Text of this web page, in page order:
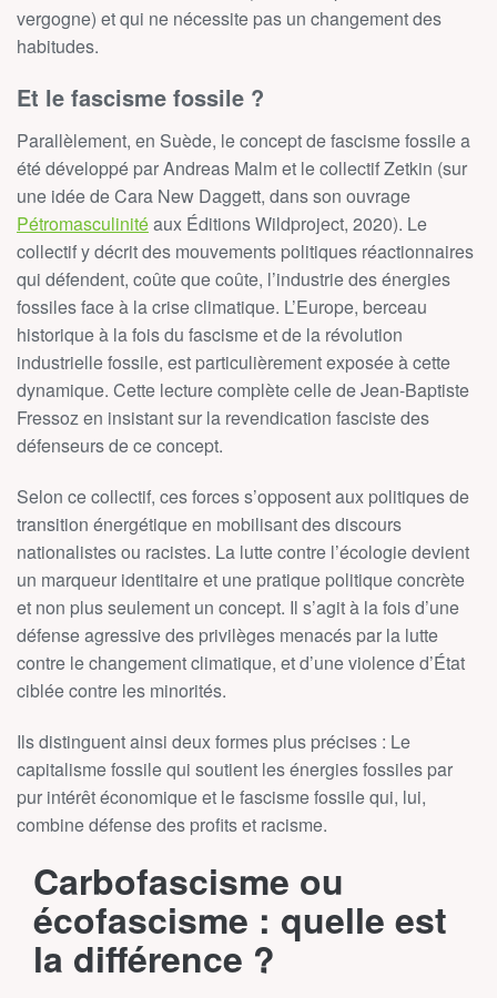
vergogne) et qui ne nécessite pas un changement des
habitudes.
Et le fascisme fossile ?
Parallèlement, en Suède, le concept de fascisme fossile a
été développé par Andreas Malm et le collectif Zetkin (sur
une idée de Cara New Daggett, dans son ouvrage
Pétromasculinitéaux Éditions Wildproject, 2020). Le
collectif y décrit des mouvements politiques réactionnaires
qui défendent, coûte que coûte, l’industrie des énergies
fossiles face à la crise climatique. L’Europe, berceau
historique à la fois du fascisme et de la révolution
industrielle fossile, est particulièrement exposée à cette
dynamique. Cette lecture complète celle de Jean-Baptiste
Fressoz en insistant sur la revendication fasciste des
défenseurs de ce concept.
Selon ce collectif, ces forces s’opposent aux politiques de
transition énergétique en mobilisant des discours
nationalistes ou racistes. La lutte contre l’écologie devient
un marqueur identitaire et une pratique politique concrète
et non plus seulement un concept. Il s’agit à la fois d’une
défense agressive des privilèges menacés par la lutte
contre le changement climatique, et d’une violence d’État
ciblée contre les minorités.
Ils distinguent ainsi deux formes plus précises : Le
capitalisme fossile qui soutient les énergies fossiles par
pur intérêt économique et le fascisme fossile qui, lui,
combine défense des profits et racisme.
Carbofascisme ou
écofascisme : quelle est
la différence ?